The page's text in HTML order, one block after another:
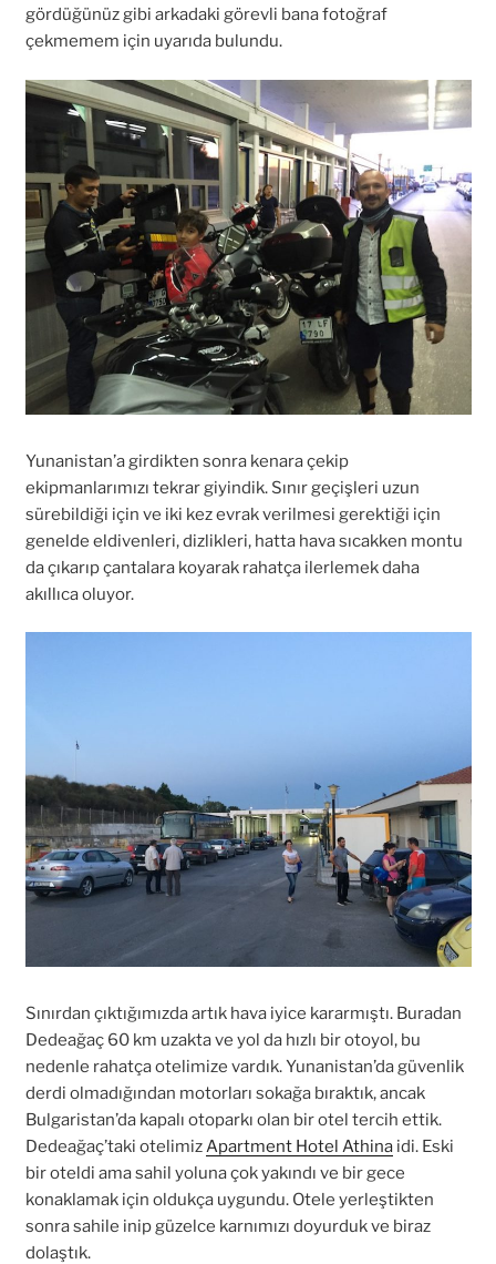
gördüğünüz gibi arkadaki görevli bana fotoğraf
çekmemem için uyarıda bulundu.
Yunanistan’a girdikten sonra kenara çekip
ekipmanlarımızı tekrar giyindik. Sınır geçişleri uzun
sürebildiği için ve iki kez evrak verilmesi gerektiği için
genelde eldivenleri, dizlikleri, hatta hava sıcakken montu
da çıkarıp çantalara koyarak rahatça ilerlemek daha
akıllıca oluyor.
Sınırdan çıktığımızda artık hava iyice kararmıştı. Buradan
Dedeağaç 60 km uzakta ve yol da hızlı bir otoyol, bu
nedenle rahatça otelimize vardık. Yunanistan’da güvenlik
derdi olmadığından motorları sokağa bıraktık, ancak
Bulgaristan’da kapalı otoparkı olan bir otel tercih ettik.
Dedeağaç’taki otelimizApartment Hotel Athinaidi. Eski
bir oteldi ama sahil yoluna çok yakındı ve bir gece
konaklamak için oldukça uygundu. Otele yerleştikten
sonra sahile inip güzelce karnımızı doyurduk ve biraz
dolaştık.